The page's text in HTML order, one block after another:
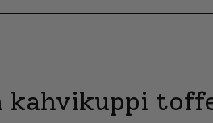
kahvikuppi